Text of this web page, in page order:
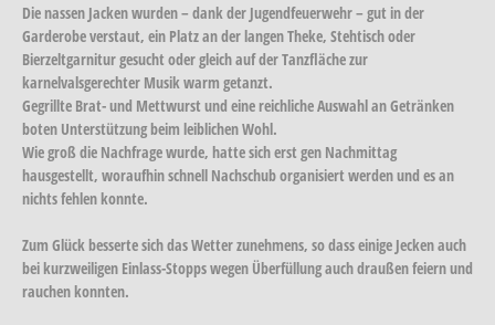
Die nassen Jacken wurden – dank der Jugendfeuerwehr – gut in der
Garderobe verstaut, ein Platz an der langen Theke, Stehtisch oder
Bierzeltgarnitur gesucht oder gleich auf der Tanzfläche zur
karnelvalsgerechter Musik warm getanzt.
Gegrillte Brat- und Mettwurst und eine reichliche Auswahl an Getränken
boten Unterstützung beim leiblichen Wohl.
Wie groß die Nachfrage wurde, hatte sich erst gen Nachmittag
hausgestellt, woraufhin schnell Nachschub organisiert werden und es an
nichts fehlen konnte.
Zum Glück besserte sich das Wetter zunehmens, so dass einige Jecken auch
bei kurzweiligen Einlass-Stopps wegen Überfüllung auch draußen feiern und
rauchen konnten.